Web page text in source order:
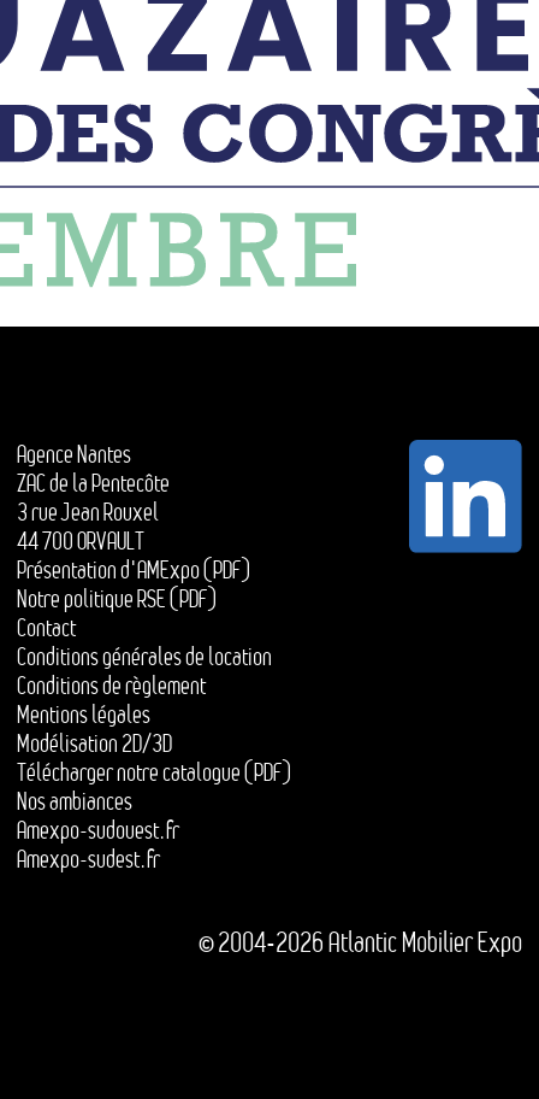
Agence Nantes
ZAC de la Pentecôte
3 rue Jean Rouxel
44 700 ORVAULT
Présentation d'AMExpo (PDF)
Notre politique RSE (PDF)
Contact
Conditions générales de location
Conditions de règlement
Mentions légales
Modélisation 2D/3D
Télécharger notre catalogue (PDF)
Nos ambiances
Amexpo-sudouest.fr
Amexpo-sudest.fr
© 2004-2026 Atlantic Mobilier Expo